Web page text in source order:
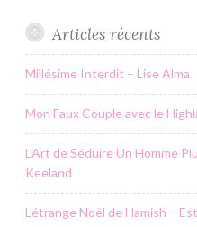
Articles récents
Millésime Interdit – Lise Alma
Mon Faux Couple avec le
L’Art de Séduire Un Homme
Keeland
L’étrange Noël de Hamish –